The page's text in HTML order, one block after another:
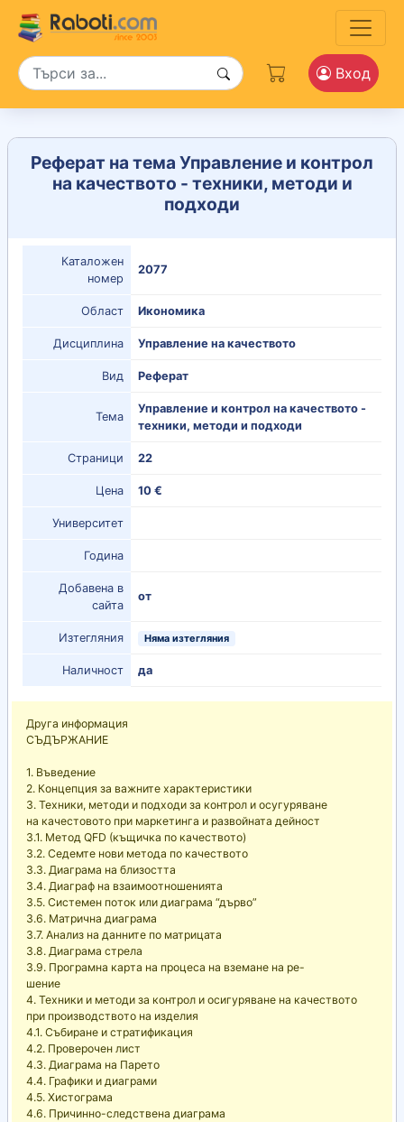
Вход
Реферат на тема Управление и контрол
на качеството - техники, методи и
подходи
Каталожен
номер
2077
Област Икономика
Дисциплина Управление на качеството
Вид Реферат
Тема
Управление и контрол на качеството -
техники, методи и подходи
Страници 22
Цена 10 €
Университет
Година
Добавена в
сайта
от
Изтегляния Няма изтегляния
Наличност да
Друга информация
СЪДЪРЖАНИЕ
1. Въведение
2. Концепция за важните характеристики
3. Техники, методи и подходи за контрол и осугуряване
на качестовото при маркетинга и развойната дейност
3.1. Метод QFD (къщичка по качеството)
3.2. Седемте нови метода по качеството
3.3. Диаграма на близостта
3.4. Диаграф на взаимоотношенията
3.5. Системен поток или диаграма “дърво”
3.6. Матрична диаграма
3.7. Анализ на данните по матрицата
3.8. Диаграма стрела
3.9. Програмна карта на процеса на вземане на ре-
шение
4. Техники и методи за контрол и осигуряване на качеството
при производството на изделия
4.1. Събиране и стратификация
4.2. Проверочен лист
4.3. Диаграма на Парето
4.4. Графики и диаграми
4.5. Хистограма
4.6. Причинно-следствена диаграма